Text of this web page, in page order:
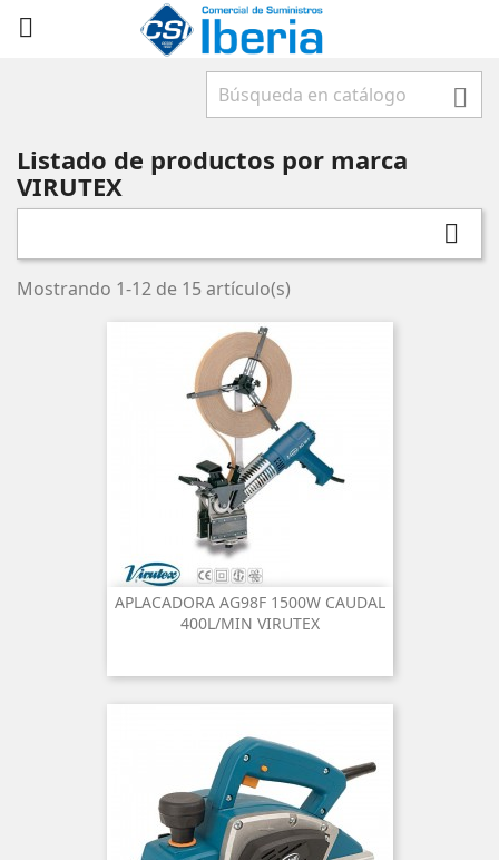


Listado de productos por marca
VIRUTEX

Mostrando 1-12 de 15 artículo(s)
APLACADORA AG98F 1500W CAUDAL
400L/MIN VIRUTEX